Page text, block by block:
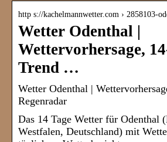
http s://kachelmannwetter.com › 2858103-
Wetter Odenthal |
Wettervorhersage,
Trend …
Wetter Odenthal |
Regenradar
Das 14 Tage Wetter für Odenthal
Westfalen, Deutschland) mit